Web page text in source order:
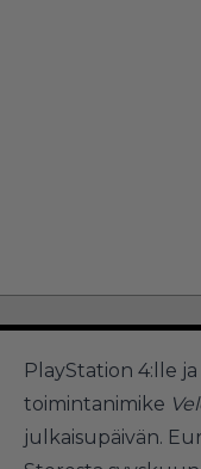
PlayStation 4:lle
toimintanimike
julkaisupäivän.